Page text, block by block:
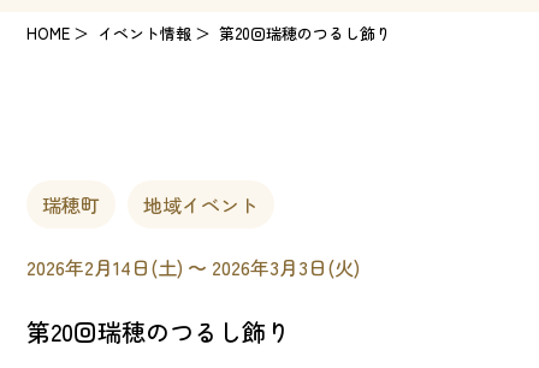
HOME イベント情報 第20回瑞穂のつるし飾り
瑞穂町 地域イベント
2026年2月14日(土) 〜 2026年3月3日(火)
第20回瑞穂のつるし飾り